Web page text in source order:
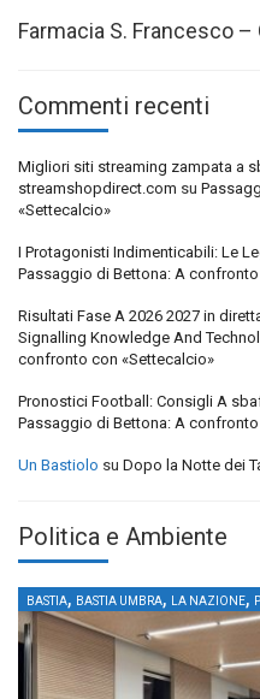
Farmacia S. Francesco
Commenti recenti
Migliori siti streaming zampata a
streamshopdirect.com su
«Settecalcio»
I Protagonisti Indimenticabili: Le
Passaggio di Bettona: A
Risultati Fase A 2026 2027 in
Signalling Knowledge And
confronto con «Settecalcio»
Pronostici Football: Consigli A
Passaggio di Bettona: A
Un Bastiolo su Dopo la Notte dei
Politica e Ambiente
BASTIA, BASTIA UMBRA, LA NAZIONE,